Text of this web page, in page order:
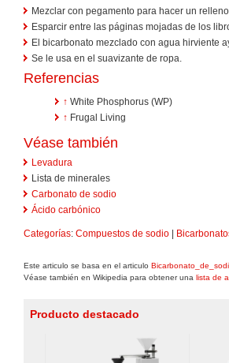
Mezclar con pegamento para hacer un
Esparcir entre las páginas mojadas de los
El bicarbonato mezclado con agua hirviente
Se le usa en el suavizante de ropa.
Referencias
↑ White Phosphorus (WP)
↑ Frugal Living
Véase también
Levadura
Lista de minerales
Carbonato de sodio
Ácido carbónico
Categorías: Compuestos de sodio
Este articulo se basa en el articulo
Véase también en Wikipedia para obtener una lista de
Producto destacado